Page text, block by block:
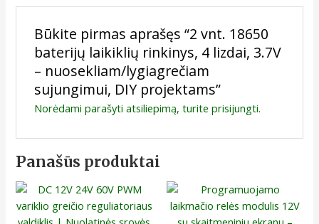
Būkite pirmas aprašęs “2 vnt. 18650
baterijų laikiklių rinkinys, 4 lizdai, 3.7V
– nuosekliam/lygiagrečiam
sujungimui, DIY projektams”
Norėdami parašyti atsiliepimą, turite prisijungti.
Panašūs produktai